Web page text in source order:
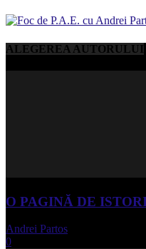
ALEGEREA AUTORULUI
O PAGINĂ DE
Andrei Partos
0